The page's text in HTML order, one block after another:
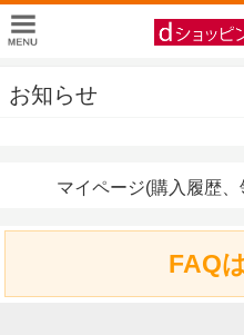
お知らせ
マイページ(購入履歴
FAQ